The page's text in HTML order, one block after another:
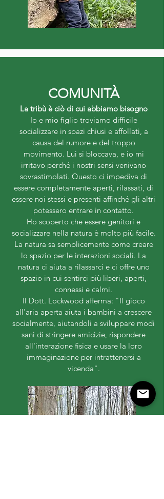
COMUNITÀ
La tribù è ciò di cui abbiamo bisogno
Io e mio figlio troviamo difficile
socializzare in spazi chiusi e affollati, a
causa del rumore e del troppo
movimento. Lui si bloccava, e io mi
irritavo perché i nostri sensi venivano
sovrastimolati. Questo ci impediva di
essere completamente aperti, rilassati, di
essere noi stessi e presenti affinché gli altri
potessero entrare in contatto.
Ho scoperto che essere genitori e
socializzare nella natura è molto più facile.
La natura sa semplicemente come creare
lo spazio per le interazioni sociali. La
natura ci aiuta a rilassarci e ci offre uno
spazio in cui sentirci più liberi, aperti,
connessi e calmi.
Il Dott. Lockwood afferma: "Il gioco
all'aria aperta aiuta i bambini a crescere
socialmente, aiutandoli a sviluppare modi
sani di stringere amicizie, rispondere
all'interazione fisica e usare la loro
immaginazione per intrattenersi a
vicenda".